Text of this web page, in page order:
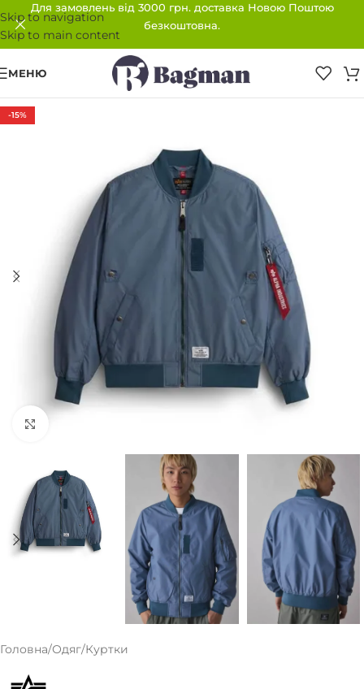
Skip to navigation
Skip to main content
Для замовлень від 3000 грн. доставка Новою Поштою
безкоштовна.
МЕНЮ
-15%
Головна/Одяг/Куртки